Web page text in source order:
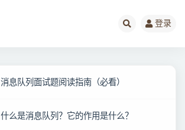
登录
消息队列面试题阅读指南（必看）
什么是消息队列？它的作用是什么？